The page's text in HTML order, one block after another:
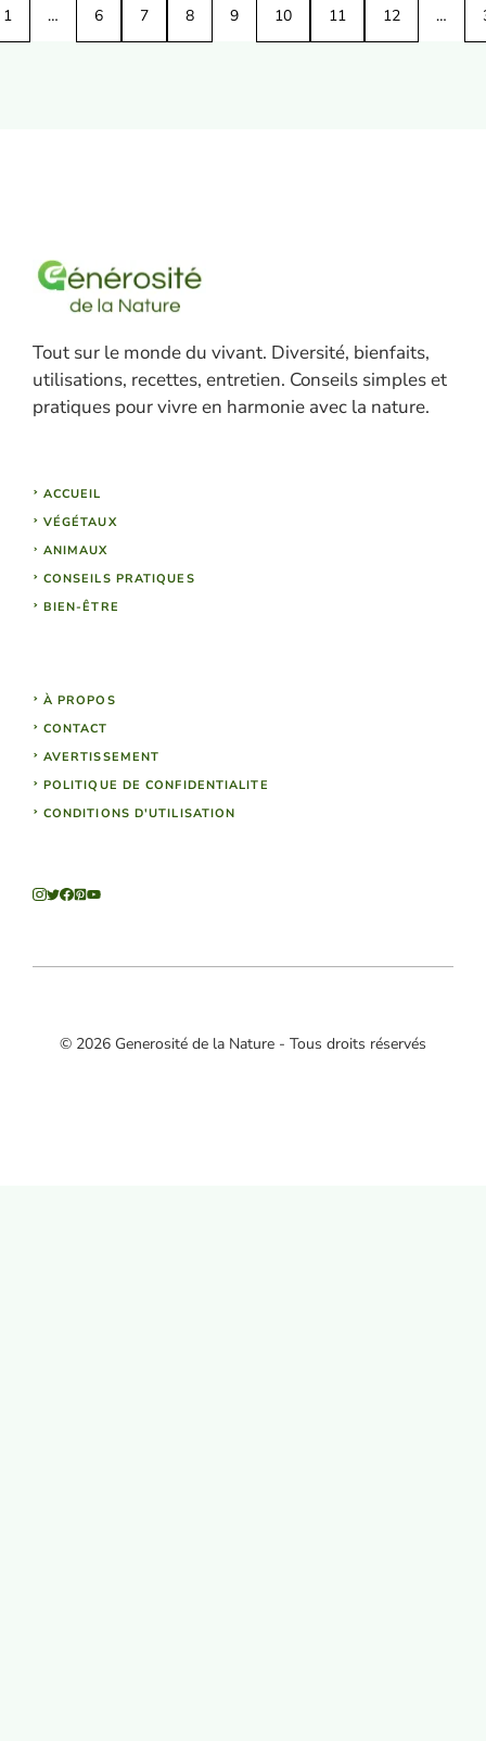
1 … 6 7 8 9 10 11 12 …
Tout sur le monde du vivant. Diversité, bienfaits,
utilisations, recettes, entretien. Conseils simples et
pratiques pour vivre en harmonie avec la nature.
ACCUEIL
VÉGÉTAUX
ANIMAUX
CONSEILS PRATIQUES
BIEN-ÊTRE
À PROPOS
CONTACT
AVERTISSEMENT
POLITIQUE DE CONFIDENTIALITE
CONDITIONS D'UTILISATION
© 2026 Generosité de la Nature - Tous droits réservés